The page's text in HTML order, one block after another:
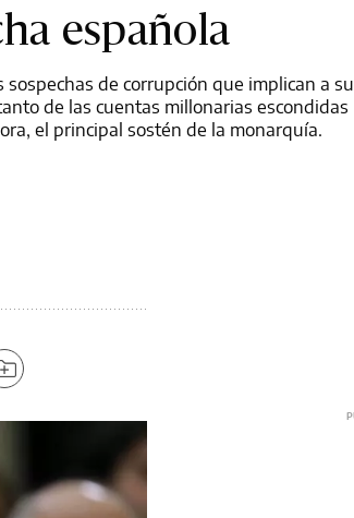
española
de corrupción que implican a su
de las cuentas millonarias escondidas
el principal sostén de la monarquía.